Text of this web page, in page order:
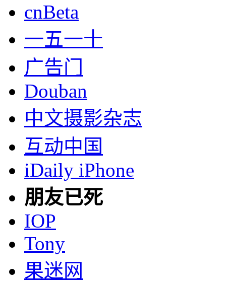
cnBeta
一五一十
广告门
Douban
中文摄影杂志
互动中国
iDaily iPhone
朋友已死
IOP
Tony
果迷网